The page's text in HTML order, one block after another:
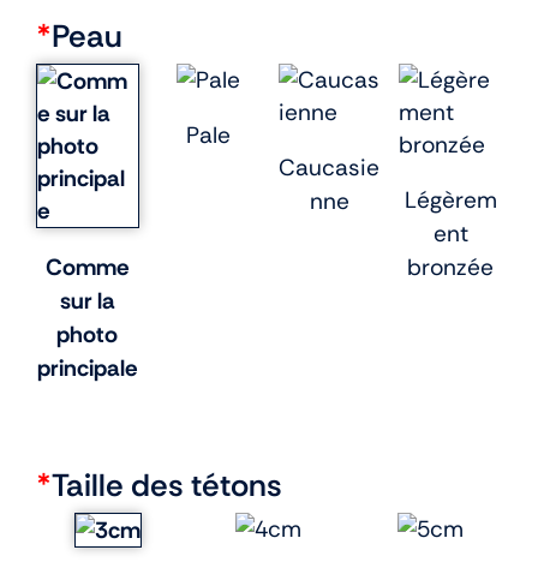
*Peau
Comme
sur la
photo
principale
Pale
Caucasie
nne
Légèrem
ent
bronzée
*Taille des tétons